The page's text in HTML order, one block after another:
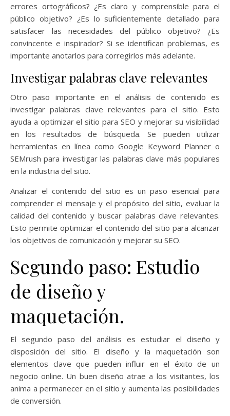
errores ortográficos? ¿Es claro y comprensible para el
público objetivo? ¿Es lo suficientemente detallado para
satisfacer las necesidades del público objetivo? ¿Es
convincente e inspirador? Si se identifican problemas, es
importante anotarlos para corregirlos más adelante.
Investigar palabras clave relevantes
Otro paso importante en el análisis de contenido es
investigar palabras clave relevantes para el sitio. Esto
ayuda a optimizar el sitio para SEO y mejorar su visibilidad
en los resultados de búsqueda. Se pueden utilizar
herramientas en línea como Google Keyword Planner o
SEMrush para investigar las palabras clave más populares
en la industria del sitio.
Analizar el contenido del sitio es un paso esencial para
comprender el mensaje y el propósito del sitio, evaluar la
calidad del contenido y buscar palabras clave relevantes.
Esto permite optimizar el contenido del sitio para alcanzar
los objetivos de comunicación y mejorar su SEO.
Segundo paso: Estudio
de diseño y
maquetación.
El segundo paso del análisis es estudiar el diseño y
disposición del sitio. El diseño y la maquetación son
elementos clave que pueden influir en el éxito de un
negocio online. Un buen diseño atrae a los visitantes, los
anima a permanecer en el sitio y aumenta las posibilidades
de conversión.